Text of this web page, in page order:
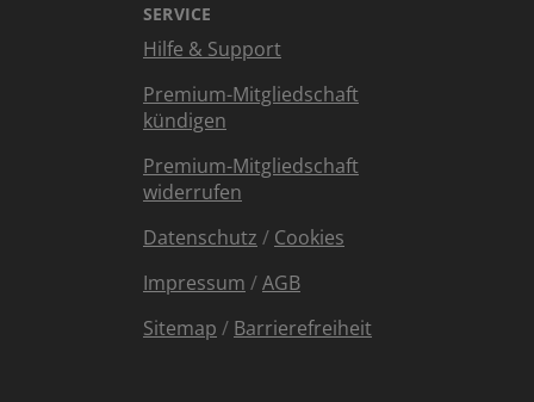
SERVICE
Hilfe & Support
Premium-Mitgliedschaft
kündigen
Premium-Mitgliedschaft
widerrufen
Datenschutz / Cookies
Impressum /AGB
Sitemap / Barrierefreiheit